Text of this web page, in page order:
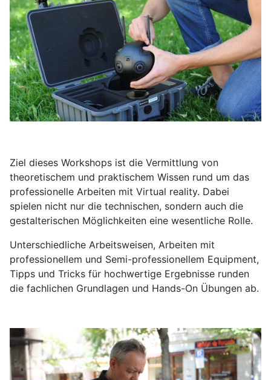
Ziel dieses Workshops ist die Vermittlung von
theoretischem und praktischem Wissen rund um das
professionelle Arbeiten mit Virtual reality. Dabei
spielen nicht nur die technischen, sondern auch die
gestalterischen Möglichkeiten eine wesentliche Rolle.
Unterschiedliche Arbeitsweisen, Arbeiten mit
professionellem und Semi-professionellem Equipment,
Tipps und Tricks für hochwertige Ergebnisse runden
die fachlichen Grundlagen und Hands-On Übungen ab.